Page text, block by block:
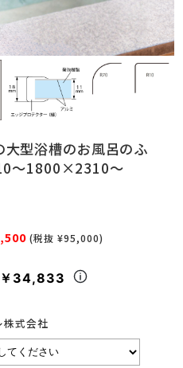
大型浴槽のお風呂のふ
～1800×2310～
(税抜 ¥95,000)
￥34,833
株式会社